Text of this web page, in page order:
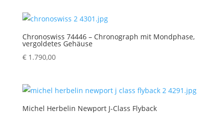
Chronoswiss 74446 – Chronograph mit Mondphase,
vergoldetes Gehäuse
€1.790,00
Michel Herbelin Newport J-Class Flyback